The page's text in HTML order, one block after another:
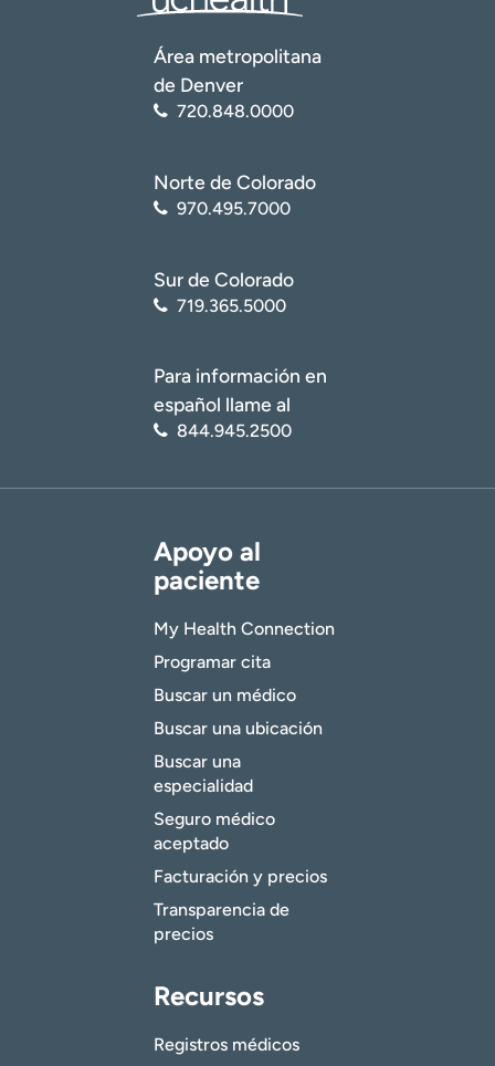
Área metropolitana
de Denver
720.848.0000
Norte de Colorado
970.495.7000
Sur de Colorado
719.365.5000
Para información en
español llame al
844.945.2500
Apoyo al
paciente
My Health Connection
Programar cita
Buscar un médico
Buscar una ubicación
Buscar una
especialidad
Seguro médico
aceptado
Facturación y precios
Transparencia de
precios
Recursos
Registros médicos